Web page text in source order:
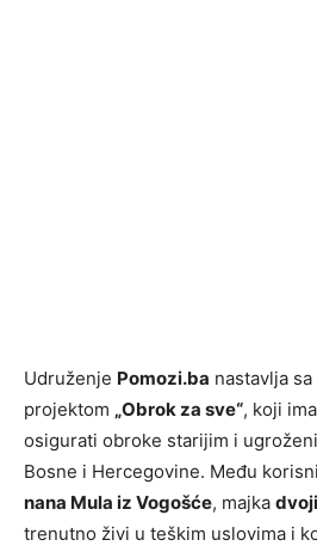
Udruženje Pomozi.ba nastavlja
projektom „Obrok za sve“, koji
osigurati obroke starijim i
Bosne i Hercegovine. Među
nana Mula iz Vogošće, majka
trenutno živi u teškim uslovima i